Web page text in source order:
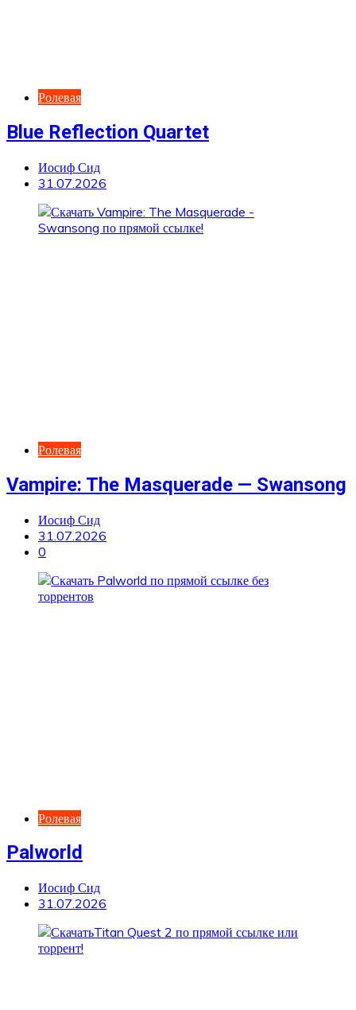
Ролевая
Blue Reflection Quartet
Иосиф Сид
31.07.2026
Ролевая
Vampire: The Masquerade — Swansong
Иосиф Сид
31.07.2026
0
Ролевая
Palworld
Иосиф Сид
31.07.2026